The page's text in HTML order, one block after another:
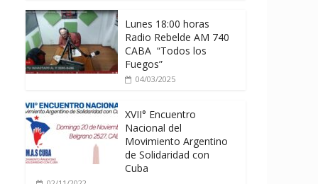
Lunes 18:00 horas
Radio Rebelde AM 740
CABA “Todos los
Fuegos”
04/03/2025
XVII° Encuentro
Nacional del
Movimiento Argentino
de Solidaridad con
Cuba